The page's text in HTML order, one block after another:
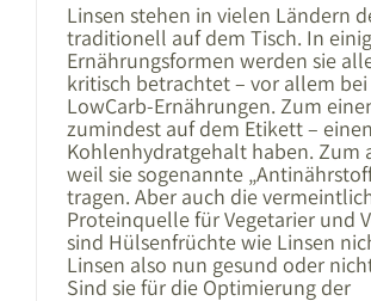
Linsen stehen in vielen Ländern
traditionell auf dem Tisch. In
Ernährungsformen werden sie
kritisch betrachtet – vor allem
LowCarb-Ernährungen. Zum
zumindest auf dem Etikett –
Kohlenhydratgehalt haben. Zum
weil sie sogenannte
tragen. Aber auch die
Proteinquelle für Vegetarier und
sind Hülsenfrüchte wie Linsen
Linsen also nun gesund oder
Sind sie für die Optimierung der